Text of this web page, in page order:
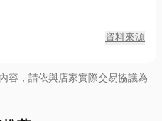
資料來源
容，請依與店家實際交易協議為